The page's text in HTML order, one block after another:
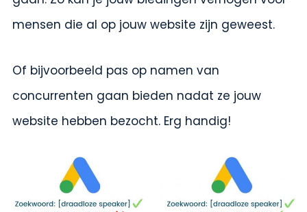
mensen die al op jouw website zijn geweest.
Of bijvoorbeeld pas op namen van
concurrenten gaan bieden nadat ze jouw
website hebben bezocht. Erg handig!